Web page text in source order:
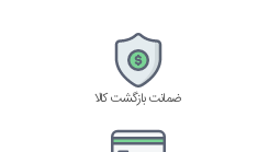
ضمانت بازگشت کالا